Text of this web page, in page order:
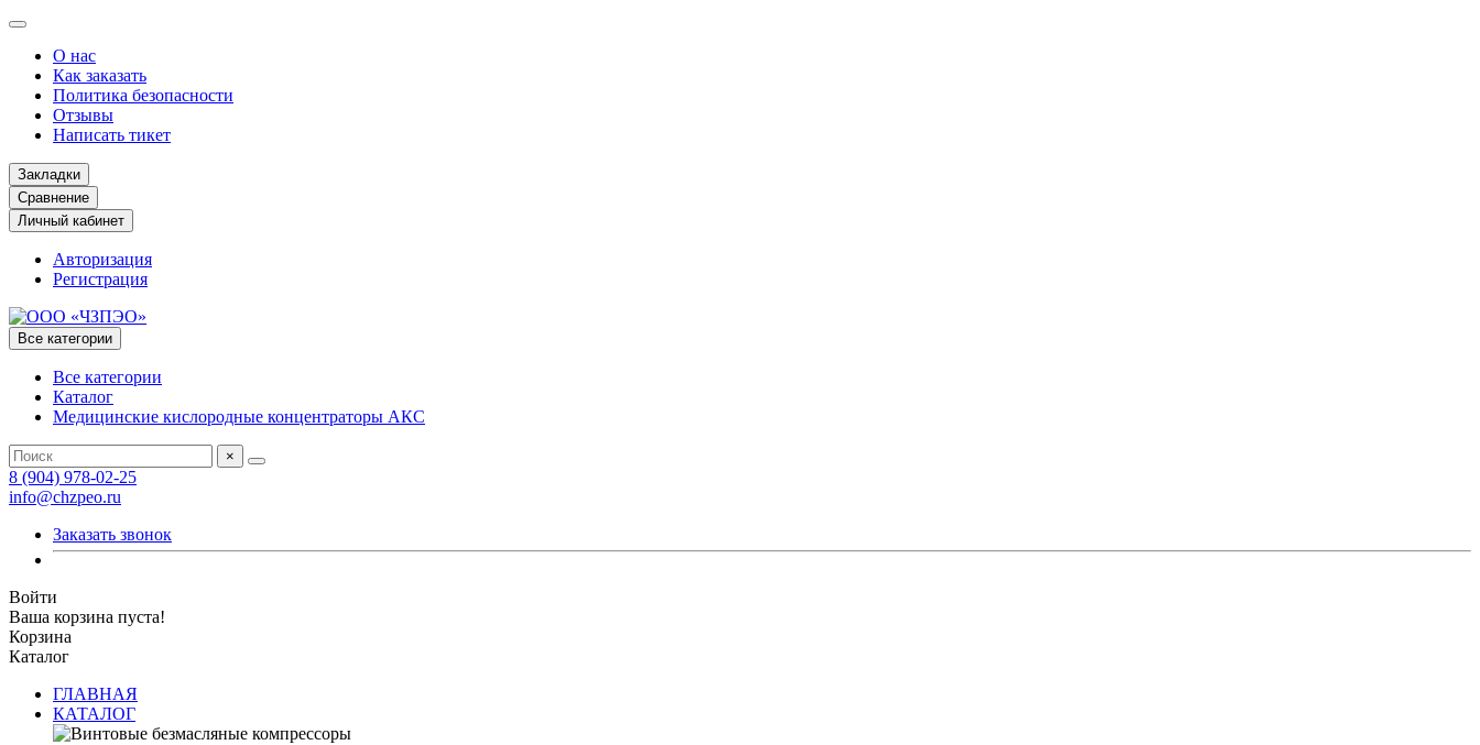
О нас
Как заказать
Политика безопасности
Отзывы
Написать тикет
Закладки
Сравнение
Личный кабинет
Авторизация
Регистрация
Все категории
Все категории
Каталог
Медицинские кислородные концентраторы АКС
×
8 (904) 978-02-25
info@chzpeo.ru
Заказать звонок
Войти
Ваша корзина пуста!
Корзина
Каталог
ГЛАВНАЯ
КАТАЛОГ